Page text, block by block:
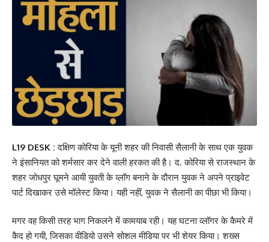
L19 DESK : दक्षिण कोरिया के यूनी शहर की निवासी सैलानी के साथ एक युवक
ने इंसानियत को शर्मसार कर देने वाली हरकत की है। द. कोरिया से राजस्थान के
शहर जोधपुर घूमने आयी युवती के व्लॉग बनाने के दौरान युवक ने अपने प्राइवेट
पार्ट दिखाकर उसे मॉलेस्ट किया। यही नहीं, युवक ने सैलानी का पीछा भी किया।
मगर वह किसी तरह भाग निकलने में कामयाब रही। यह घटना व्लॉगर के कैमरे में
कैद हो गयी, जिसका वीडियो उसने सोशल मीडिया पर भी शेयर किया। शख्स